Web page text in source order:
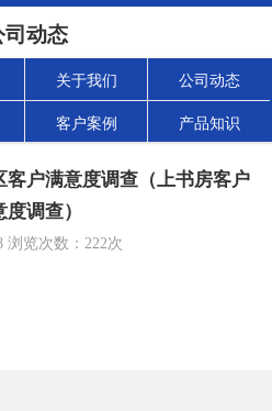
司动态
关于我们 公司动态
客户案例 产品知识
户满意度调查（上书房客户
度调查）
浏览次数： 222次